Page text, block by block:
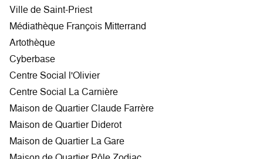
Ville de Saint-Priest
Médiathèque François Mitterrand
Artothèque
Cyberbase
Centre Social l'Olivier
Centre Social La Carnière
Maison de Quartier Claude Farrère
Maison de Quartier Diderot
Maison de Quartier La Gare